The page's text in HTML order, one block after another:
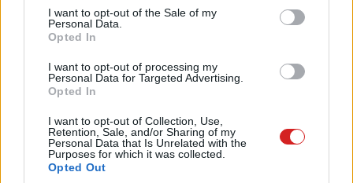
consent section.
I want to opt-out of the Sale of my
Personal Data.
Opted In
I want to opt-out of processing my
Personal Data for Targeted Advertising.
Opted In
I want to opt-out of Collection, Use,
Retention, Sale, and/or Sharing of my
Personal Data that Is Unrelated with the
Purposes for which it was collected.
Opted Out